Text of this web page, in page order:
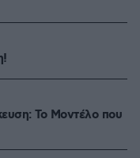
Το Mοντέλο που